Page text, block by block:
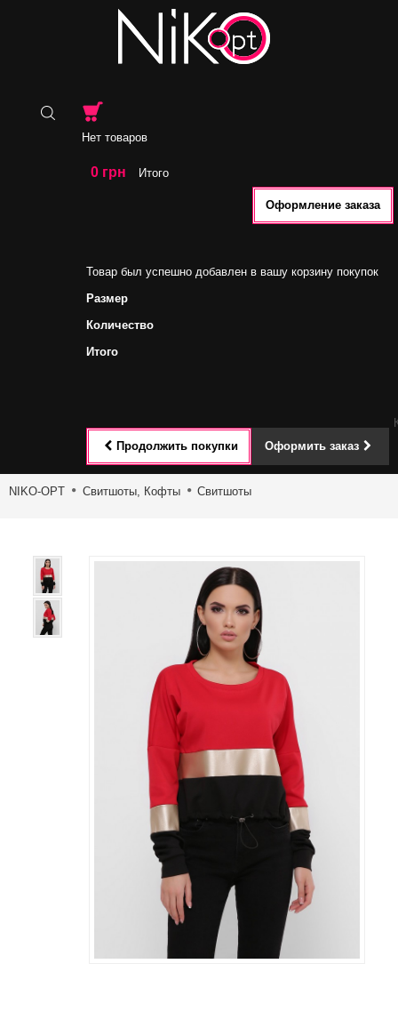
Нет товаров
0 грн Итого
Оформление заказа
Товар был успешно добавлен в вашу корзину покупок
Размер
Количество
Итого
Продолжить покупки Оформить заказ
Toggle
NIKO-OPT Свитшоты, Кофты Свитшоты